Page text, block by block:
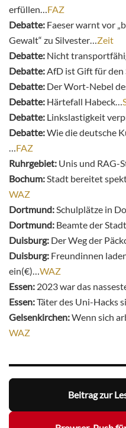
erfüllen… FAZ
Debatte: Faeser warnt vor
Gewalt“ zu Silvester… Zeit
Debatte: Nicht
Debatte: AfD ist Gift für den
Debatte: Der Wort-Nebel
Debatte: Härtefall Habeck…
Debatte: Linkslastigkeit
Debatte:Wie die deutsche
FAZ
Ruhrgebiet: Unis und RAG-
Bochum: Stadt bereitet
WAZ
Dortmund: Schulplätze in
Dortmund: Beamte der
Duisburg: Der Weg der
Duisburg: Freundinnen
ein(€)… WAZ
Essen: 2023 war das
Essen:Täter des Uni-Hacks
Gelsenkirchen:Wenn sich
WAZ
Beitrag zur